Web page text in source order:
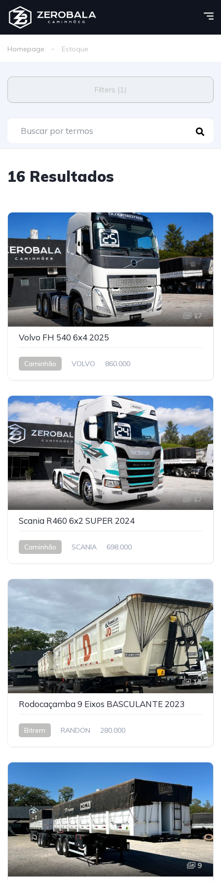
Homepage Estoque
Filters (1)
16 Resultados
17
Volvo FH 540 6x4 2025
Caminhão VOLVO 860.000
17
Scania R460 6x2 SUPER 2024
Caminhão SCANIA 698.000
14
Rodocaçamba 9 Eixos BASCULANTE 2023
Bitrem RANDON 280.000
9